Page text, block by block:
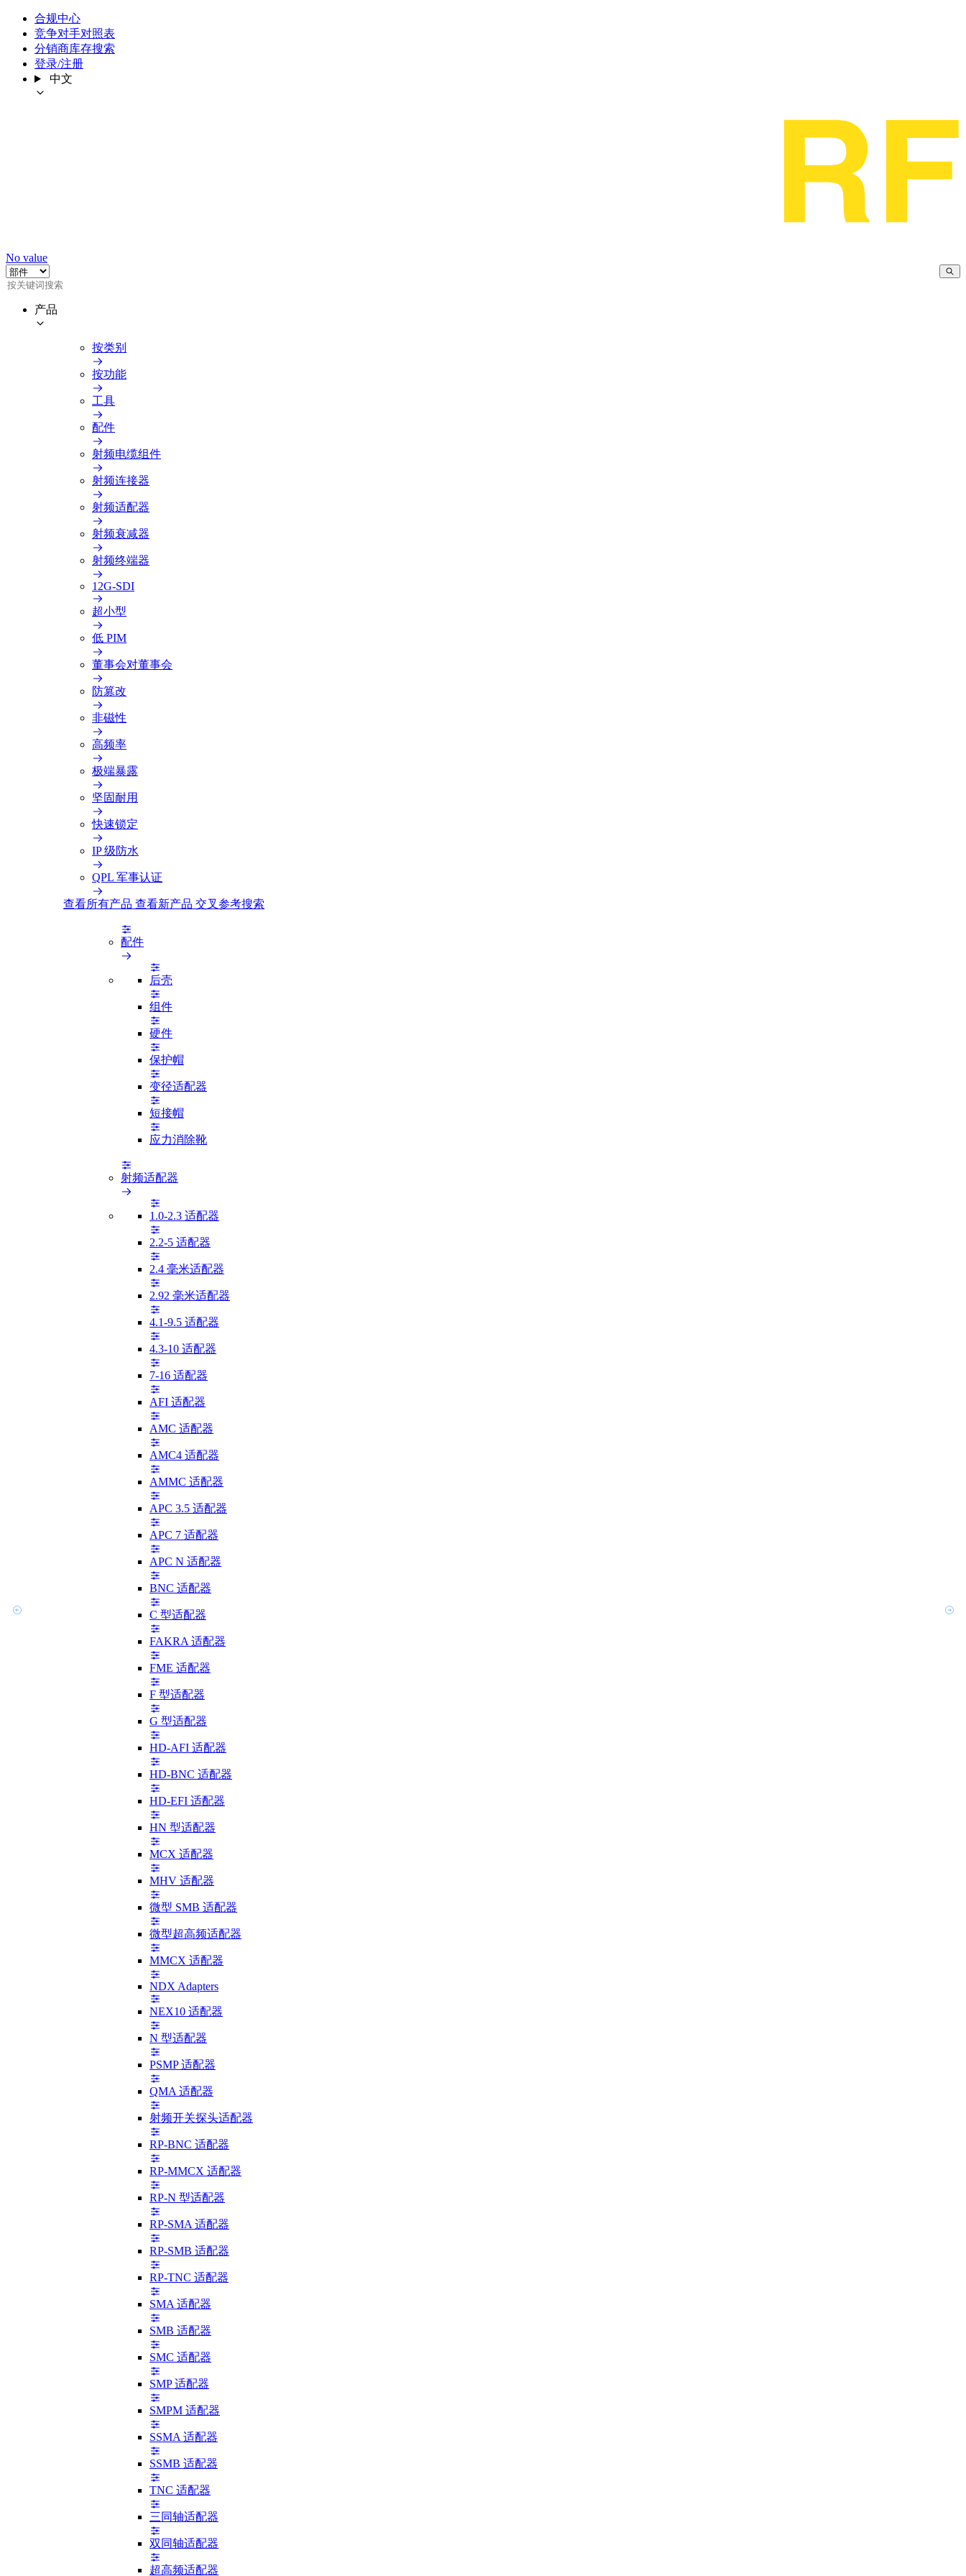
合规中心
竞争对手对照表
分销商库存搜索
登录/注册
中文
No value
产品
按类别
按功能
工具
配件
射频电缆组件
射频连接器
射频适配器
射频衰减器
射频终端器
12G-SDI
超小型
低 PIM
董事会对董事会
防篡改
非磁性
高频率
极端暴露
坚固耐用
快速锁定
IP 级防水
QPL 军事认证
查看所有产品 查看新产品 交叉参考搜索
配件
后壳
组件
硬件
保护帽
变径适配器
短接帽
应力消除靴
射频适配器
1.0-2.3 适配器
2.2-5 适配器
2.4 毫米适配器
2.92 毫米适配器
4.1-9.5 适配器
4.3-10 适配器
7-16 适配器
AFI 适配器
AMC 适配器
AMC4 适配器
AMMC 适配器
APC 3.5 适配器
APC 7 适配器
APC N 适配器
BNC 适配器
C 型适配器
FAKRA 适配器
FME 适配器
F 型适配器
G 型适配器
HD-AFI 适配器
HD-BNC 适配器
HD-EFI 适配器
HN 型适配器
MCX 适配器
MHV 适配器
微型 SMB 适配器
微型超高频适配器
MMCX 适配器
NDX Adapters
NEX10 适配器
N 型适配器
PSMP 适配器
QMA 适配器
射频开关探头适配器
RP-BNC 适配器
RP-MMCX 适配器
RP-N 型适配器
RP-SMA 适配器
RP-SMB 适配器
RP-TNC 适配器
SMA 适配器
SMB 适配器
SMC 适配器
SMP 适配器
SMPM 适配器
SSMA 适配器
SSMB 适配器
TNC 适配器
三同轴适配器
双同轴适配器
超高频适配器